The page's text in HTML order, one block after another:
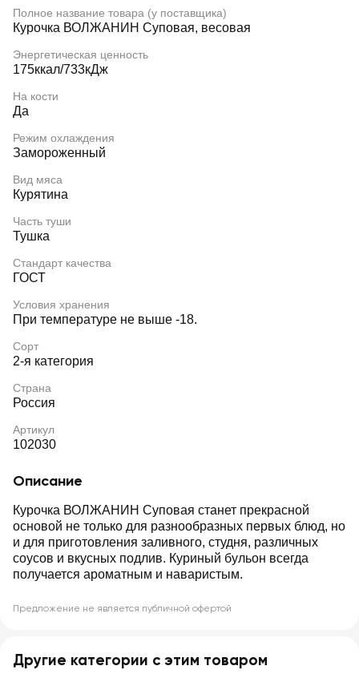
Полное название товара (у поставщика)
Курочка ВОЛЖАНИН Суповая, весовая
Энергетическая ценность
175ккал/733кДж
На кости
Да
Режим охлаждения
Замороженный
Вид мяса
Курятина
Часть туши
Тушка
Стандарт качества
ГОСТ
Условия хранения
При температуре не выше -18.
Сорт
2-я категория
Страна
Россия
Артикул
102030
Описание
Курочка ВОЛЖАНИН Суповая станет прекрасной
основой не только для разнообразных первых блюд, но
и для приготовления заливного, студня, различных
соусов и вкусных подлив. Куриный бульон всегда
получается ароматным и наваристым.
Предложение не является публичной офертой
Другие категории с этим товаром